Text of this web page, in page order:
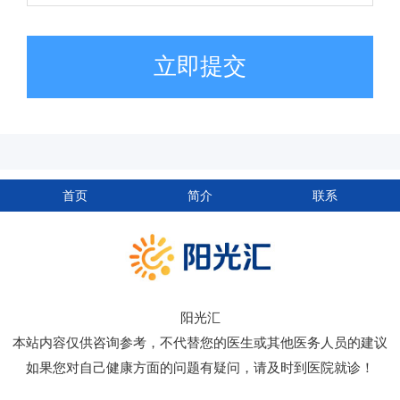
立即提交
首页 简介 联系
阳光汇
本站内容仅供咨询参考，不代替您的医生或其他医务人员的建议
如果您对自己健康方面的问题有疑问，请及时到医院就诊！